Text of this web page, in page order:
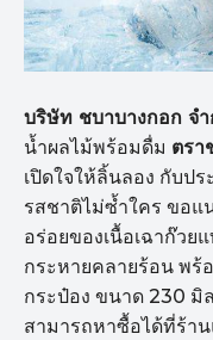
บริษัท ชบาบางกอก จ
น้ำผลไม้พร้อมดื่ม ตรา
เปิดใจให้ลิ้นลอง กับป
รสชาติไม่ซ้ำใคร ขอแ
อร่อยของเนื้อเฉาก๊ว
กระหายคลายร้อน พร้
กระป๋อง ขนาด 230 มิ
สามารถหาซื้อได้ที่ร้า